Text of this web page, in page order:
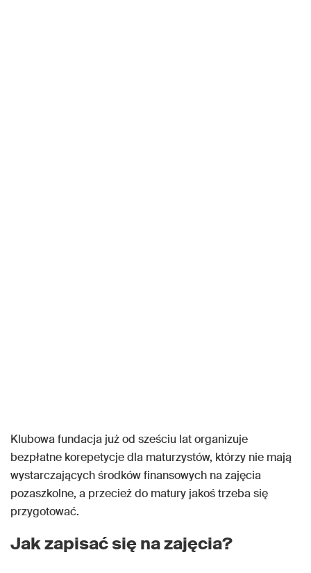
Klubowa fundacja już od sześciu lat organizuje
bezpłatne korepetycje dla maturzystów, którzy nie mają
wystarczających środków finansowych na zajęcia
pozaszkolne, a przecież do matury jakoś trzeba się
przygotować.
Jak zapisać się na zajęcia?